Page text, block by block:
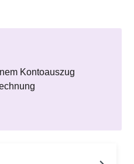
Kontoauszug